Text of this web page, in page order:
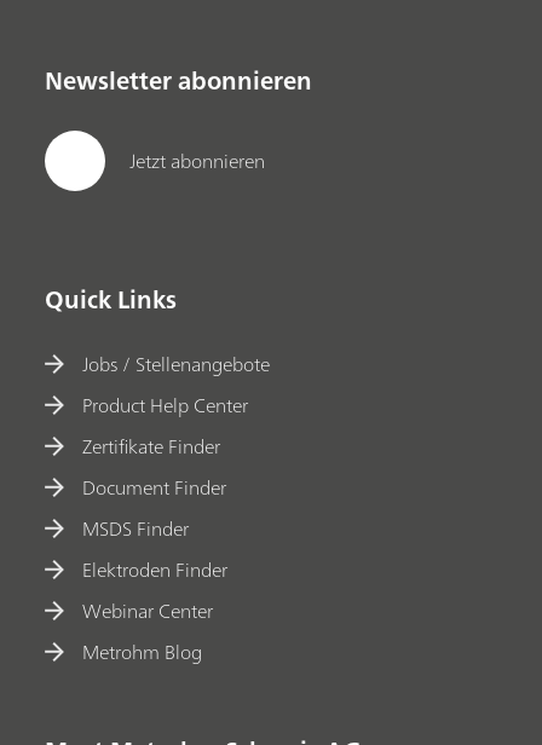
Newsletter abonnieren
Jetzt abonnieren
Quick Links
Jobs / Stellenangebote
Product Help Center
Zertifikate Finder
Document Finder
MSDS Finder
Elektroden Finder
Webinar Center
Metrohm Blog